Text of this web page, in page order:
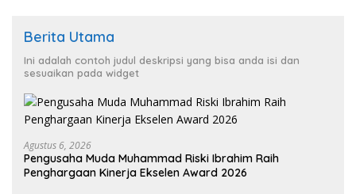
Berita Utama
Ini adalah contoh judul deskripsi yang bisa anda isi dan
sesuaikan pada widget
Agustus 6, 2026
Pengusaha Muda Muhammad Riski Ibrahim Raih
Penghargaan Kinerja Ekselen Award 2026